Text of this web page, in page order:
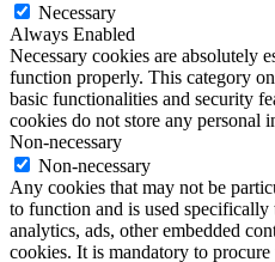
Necessary
Always Enabled
Necessary cookies are absolutely
function properly. This category
basic functionalities and security
cookies do not store any personal
Non-necessary
Non-necessary
Any cookies that may not be
to function and is used specifically
analytics, ads, other embedded
cookies. It is mandatory to